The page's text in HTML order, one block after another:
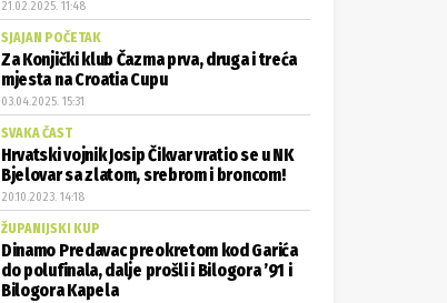
21.02.2025. 11:48
SJAJAN POČETAK
Za Konjički klub Čazma prva, druga i treća
mjesta na Croatia Cupu
03.04.2025. 15:31
SVAKA ČAST
Hrvatski vojnik Josip Čikvar vratio se u NK
Bjelovar sa zlatom, srebrom i broncom!
20.10.2023. 14:18
ŽUPANIJSKI KUP
Dinamo Predavac preokretom kod Garića
do polufinala, dalje prošli i Bilogora ’91 i
Bilogora Kapela